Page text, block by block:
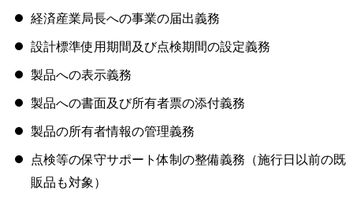
経済産業局長への事業の届出義務
設計標準使用期間及び点検期間の設定義務
製品への表示義務
製品への書面及び所有者票の添付義務
製品の所有者情報の管理義務
点検等の保守サポート体制の整備義務（施行日以前の既
販品も対象）